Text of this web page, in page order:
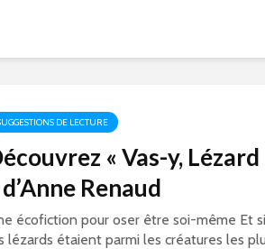
DE LECTURE
« Vas-y,
d’Anne Renaud
écofiction pour oser être soi-même Et si
lézards étaient parmi les créatures les